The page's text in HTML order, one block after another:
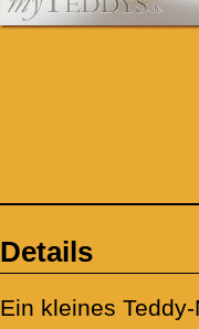
Details
Ein kleines